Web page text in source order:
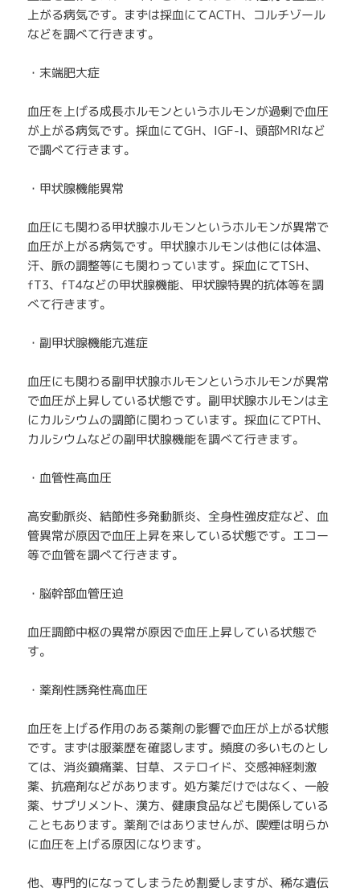
上がる病気です。まずは採血にてACTH、コルチゾール
などを調べて行きます。
・末端肥大症
血圧を上げる成長ホルモンというホルモンが過剰で血圧
が上がる病気です。採血にてGH、IGF-I、頭部MRIなど
で調べて行きます。
・甲状腺機能異常
血圧にも関わる甲状腺ホルモンというホルモンが異常で
血圧が上がる病気です。甲状腺ホルモンは他には体温、
汗、脈の調整等にも関わっています。採血にてTSH、
fT3、fT4などの甲状腺機能、甲状腺特異的抗体等を調
べて行きます。
・副甲状腺機能亢進症
血圧にも関わる副甲状腺ホルモンというホルモンが異常
で血圧が上昇している状態です。副甲状腺ホルモンは主
にカルシウムの調節に関わっています。採血にてPTH、
カルシウムなどの副甲状腺機能を調べて行きます。
・血管性高血圧
高安動脈炎、結節性多発動脈炎、全身性強皮症など、血
管異常が原因で血圧上昇を来している状態です。エコー
等で血管を調べて行きます。
・脳幹部血管圧迫
血圧調節中枢の異常が原因で血圧上昇している状態で
す。
・薬剤性誘発性高血圧
血圧を上げる作用のある薬剤の影響で血圧が上がる状態
です。まずは服薬歴を確認します。頻度の多いものとし
ては、消炎鎮痛薬、甘草、ステロイド、交感神経刺激
薬、抗癌剤などがあります。処方薬だけではなく、一般
薬、サプリメント、漢方、健康食品なども関係している
こともあります。薬剤ではありませんが、喫煙は明らか
に血圧を上げる原因になります。
他、専門的になってしまうため割愛しますが、稀な遺伝